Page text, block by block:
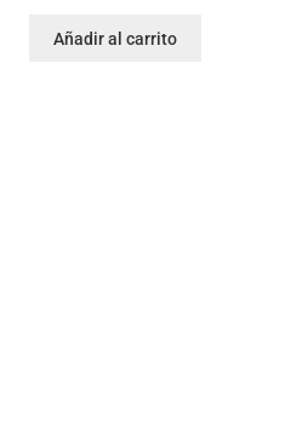
Añadir al carrito